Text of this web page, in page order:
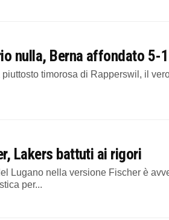
nulla, Berna affondato 5-1
piuttosto timorosa di Rapperswil, il
Lakers battuti ai rigori
Lugano nella versione Fischer è
per...